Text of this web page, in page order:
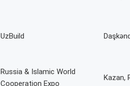
UzBuild
Russia & Islamic World
Cooperation Expo
Kazan,